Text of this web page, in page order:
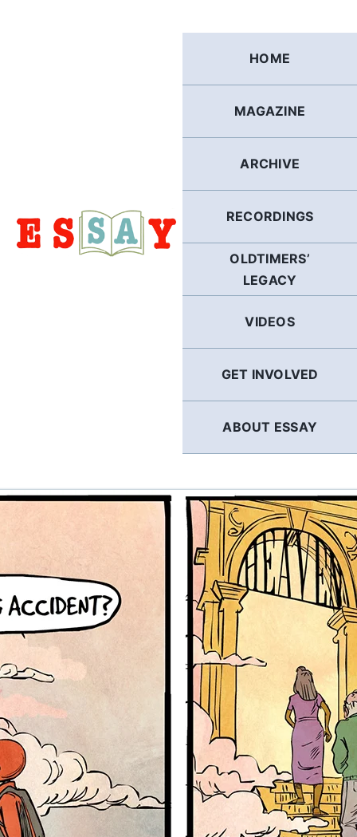
HOME
MAGAZINE
ARCHIVE
RECORDINGS
OLDTIMERS’
LEGACY
VIDEOS
GET INVOLVED
ABOUT ESSAY